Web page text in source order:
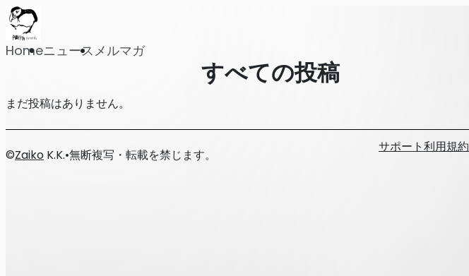
Homeニュースメルマガ
すべての投稿
まだ投稿はありません。
サポート利用規約
©Zaiko K.K.•無断複写・転載を禁じます。